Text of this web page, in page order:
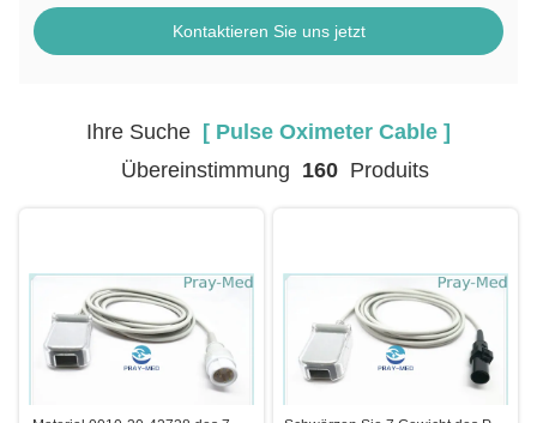
Kontaktieren Sie uns jetzt
Ihre Suche [ Pulse Oximeter Cable ]
Übereinstimmung 160Produits